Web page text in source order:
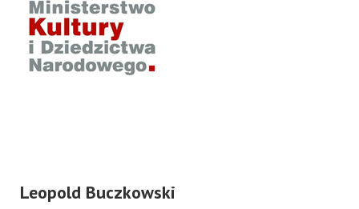
Leopold Buczkowski